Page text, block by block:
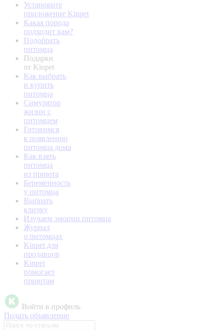
Установите
приложение Kinpet
Какая порода
подходит вам?
Подобрать
питомца
Подарки
от Kinpet
Как выбрать
и купить
питомца
Симулятор
жизни с
питомцем
Готовимся
к появлению
питомца дома
Как взять
питомца
из приюта
Беременность
у питомца
Выбрать
кличку
Изучаем эмоции питомца
Журнал
о питомцах
Kinpet для
продавцов
Kinpet
помогает
приютам
Войти в профиль
Подать объявление